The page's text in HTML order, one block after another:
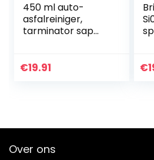
450 ml auto-
asfalreiniger,
tarminator sap
reinigingsmiddel
€19.91 €
Over ons